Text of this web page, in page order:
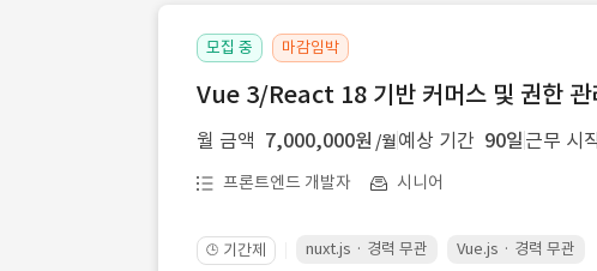
모집 중 마감임박
Vue 3/React 18 기반 커머스 및 권한 관
월 금액 7,000,000원 /월예상 기간 90일 근무 시
프론트엔드 개발자 시니어
🕒 기간제 nuxt.js · 경력 무관 Vue.js · 경력 무관